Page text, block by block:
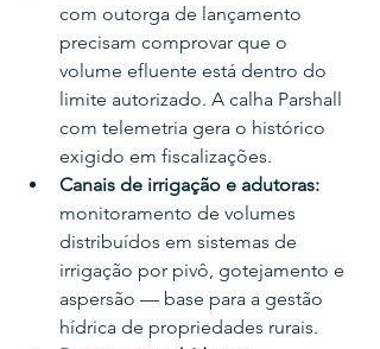
com outorga de lançamento
precisam comprovar que o
volume efluente está dentro do
limite autorizado. A calha Parshall
com telemetria gera o histórico
exigido em fiscalizações.
Canais de irrigação e adutoras:
monitoramento de volumes
distribuídos em sistemas de
irrigação por pivô, gotejamento e
aspersão — base para a gestão
hídrica de propriedades rurais.